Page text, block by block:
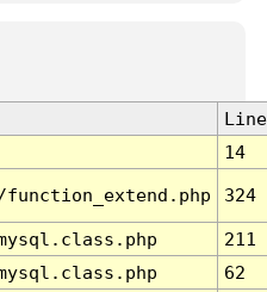
Line
14
324
211
62